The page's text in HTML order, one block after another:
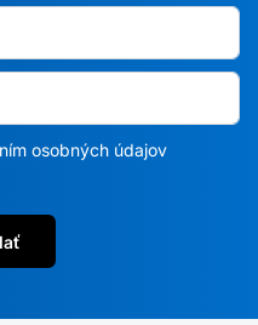
osobných údajov